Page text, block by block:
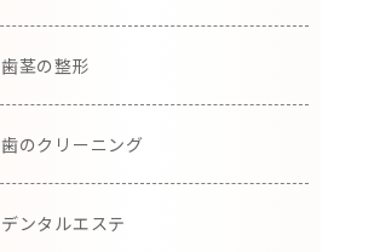
歯茎の整形
歯のクリーニング
デンタルエステ